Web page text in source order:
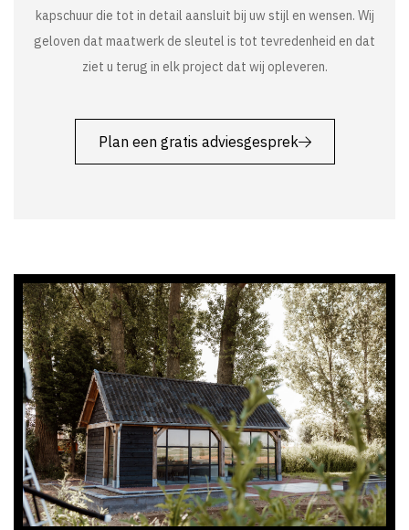
kapschuur die tot in detail aansluit bij uw stijl en wensen. Wij
geloven dat maatwerk de sleutel is tot tevredenheid en dat
ziet u terug in elk project dat wij opleveren.
Plan een gratis adviesgesprek